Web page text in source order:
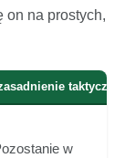
on na prostych,
taktyczne
w